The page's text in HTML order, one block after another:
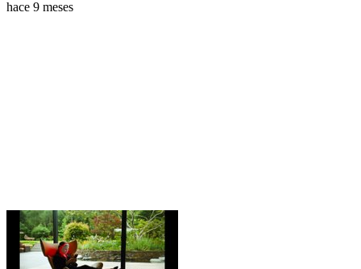
hace 9 meses